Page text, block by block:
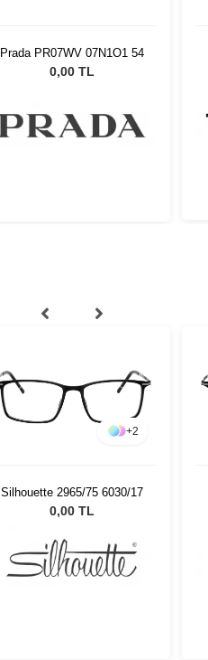
Prada PR07WV 07N1O1 54
0,00 TL
+2
Silhouette 2965/75 6030/17
0,00 TL